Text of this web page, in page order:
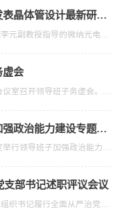
信息学院微纳实验班本科生发表晶体管设计最新研究成果
近日，山东大学信息科学与工程学院李元副教授指导的微纳光电子科学与技术实验班本科生刘坤一（2018级）、鲁飞（2017级）和李鑫鸣（2020级）在低功耗晶体管设计方面的最新研究成果分别在Applied Physics Letters和ACS Applied Nano Materials发表。随着晶体管特征尺寸的微缩和集成度的提高，芯片功耗急剧提升，设计和实现低功耗晶体管已成为后摩尔时代面临的一项重要挑战。由于亚阈值摆幅（Subthreshold Swing，简称SS）是影响晶...
虚会
信息学院举行学院领导班子加强政治能力建设专题研讨会
1月18日，信息学院在N5楼124会议室举行领导班子加强政治能力建设专题研讨会，由学院党委副书记宫相栋进行领学。会议由学院党委书记李德春主持，青岛校区党工委副书记宋作标，院长陈杰智出席会议并讲话。会上，宫相栋以加强党的政治能力建设为主题进行领学，从党的政治建设基本内涵，党的政治建设历史进程等方面作详细解读，并分享《中共中央关于加强党的政治建设的意见》相关学习体会。宋作标在学院领导班子加强政治能力建设方...
支部书记述职评议会议
为贯彻落实学校关于做好2023年度党组织书记履行全面从严治党责任和抓基层党建工作述职评议考核工作要求，信息学院党委于1月11日下午在N5楼124会议室召开2023年度党支部书记述职评议会议。山东大学第十巡视组于乾同志，学院党委书记李德春出席会议并讲话，党委副书记宫相栋、李鸿娟，副院长李玉军、孙宝清及各教工支部书记出席会议，学生党支部书记列席会议。会上，学院13位教工支部书记进行现场述职，10位学生支部书记进行书面...